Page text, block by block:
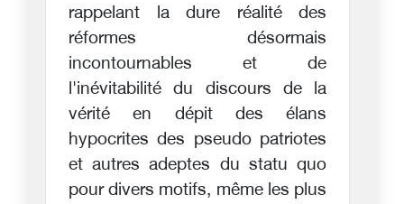
rappelant la dure réalité des
réformes désormais
incontournables et de
l'inévitabilité du discours de la
vérité en dépit des élans
hypocrites des pseudo patriotes
et autres adeptes du statu quo
pour divers motifs, même les plus